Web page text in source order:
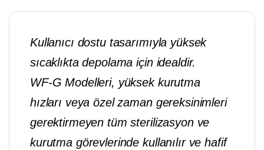
Kullanıcı dostu tasarımıyla yüksek
sıcaklıkta depolama için idealdir.
WF-G Modelleri, yüksek kurutma
hızları veya özel zaman gereksinimleri
gerektirmeyen tüm sterilizasyon ve
kurutma görevlerinde kullanılır ve hafif